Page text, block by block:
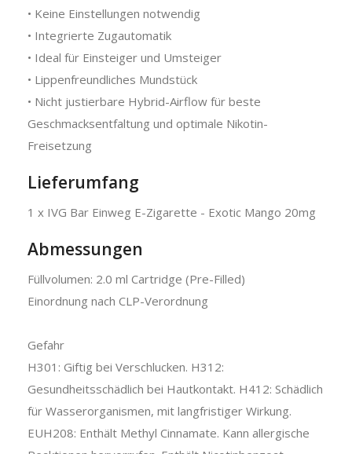
• Keine Einstellungen notwendig
• Integrierte Zugautomatik
• Ideal für Einsteiger und Umsteiger
• Lippenfreundliches Mundstück
• Nicht justierbare Hybrid-Airflow für beste
Geschmacksentfaltung und optimale Nikotin-
Freisetzung
Lieferumfang
1 x IVG Bar Einweg E-Zigarette - Exotic Mango 20mg
Abmessungen
Füllvolumen: 2.0 ml Cartridge (Pre-Filled)
Einordnung nach CLP-Verordnung
Gefahr
H301: Giftig bei Verschlucken. H312:
Gesundheitsschädlich bei Hautkontakt. H412: Schädlich
für Wasserorganismen, mit langfristiger Wirkung.
EUH208: Enthält Methyl Cinnamate. Kann allergische